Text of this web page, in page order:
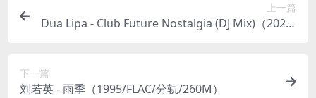
上一篇
Dua Lipa - Club Future Nostalgia (DJ Mix)（2020/
下一篇
刘若英 - 雨季（1995/FLAC/分轨/260M）